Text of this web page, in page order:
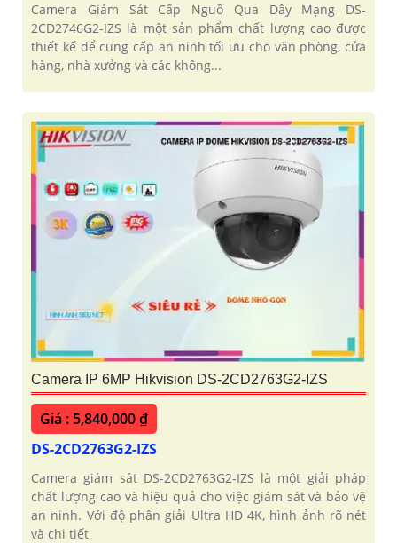
Camera Giám Sát Cấp Nguồ Qua Dây Mạng DS-
2CD2746G2-IZS là một sản phẩm chất lượng cao được
thiết kế để cung cấp an ninh tối ưu cho văn phòng, cửa
hàng, nhà xưởng và các không...
Camera IP 6MP Hikvision DS-2CD2763G2-IZS
Giá : 5,840,000 ₫
DS-2CD2763G2-IZS
Camera giám sát DS-2CD2763G2-IZS là một giải pháp
chất lượng cao và hiệu quả cho việc giám sát và bảo vệ
an ninh. Với độ phân giải Ultra HD 4K, hình ảnh rõ nét
và chi tiết